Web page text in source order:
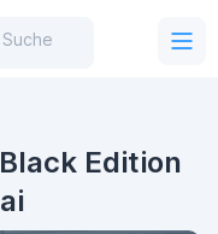
Suche
Edition